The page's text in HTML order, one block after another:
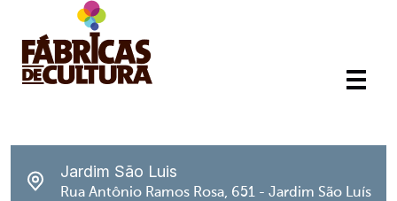
Jardim São Luis
Rua Antônio Ramos Rosa, 651 - Jardim São Luís